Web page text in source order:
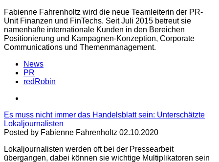
Fabienne Fahrenholtz wird die neue Teamleiterin der PR-
Unit Finanzen und FinTechs. Seit Juli 2015 betreut sie
namenhafte internationale Kunden in den Bereichen
Positionierung und Kampagnen-Konzeption, Corporate
Communications und Themenmanagement.
News
PR
redRobin
Es muss nicht immer das Handelsblatt sein: Unterschätzte
Lokaljournalisten
Posted by Fabienne Fahrenholtz 02.10.2020
Lokaljournalisten werden oft bei der Pressearbeit
übergangen, dabei können sie wichtige Multiplikatoren sein